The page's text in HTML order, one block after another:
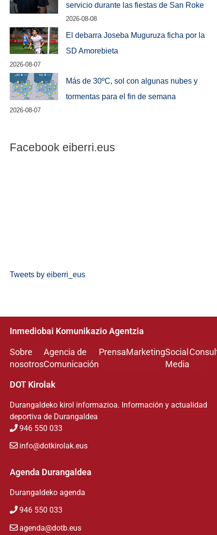
servicio durante las fiestas de San Roke
2026-08-08
El debarra Joseba Muguruza ficha por la
SD Amorebieta
2026-08-07
Más de 30ºC, sol con algunas nubes y
tormentas para el fin de semana
2026-08-07
Facebook eiberri.eus
Tweets by eiberri_eus
Inmediobai Komunikazio Agentzia
Sobre
nosotros
Agencia de
Comunicación
PrensaMarketingSocial
Media
DOT Kirolak
Durangaldeko kirol informazioa. Información y actualidad
deportiva de Durangaldea
946 550 033
info@dotkirolak.eus
Agenda Durangaldea
Durangaldeko agenda
946 550 033
agenda@dotb.eus